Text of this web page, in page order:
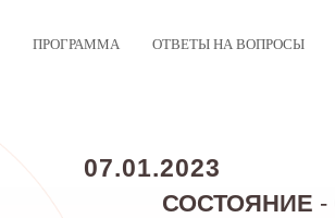
ПРОГРАММА ОТВЕТЫ НА ВОПРОСЫ
СОСТОЯНИЕ
07.01.2023